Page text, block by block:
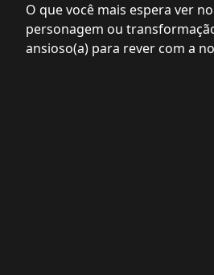
O que você mais espera ver
personagem ou
ansioso(a) para rever com a